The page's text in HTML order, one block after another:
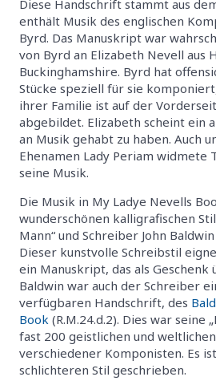
Diese Handschrift stammt aus
enthält Musik des englischen
Byrd. Das Manuskript war
von Byrd an Elizabeth Nevell aus
Buckinghamshire. Byrd hat
Stücke speziell für sie
ihrer Familie ist auf der
abgebildet. Elizabeth scheint ein
an Musik gehabt zu haben. Auch
Ehenamen Lady Periam widmete
seine Musik.
Die Musik in My Ladye Nevells
wunderschönen kalligrafischen
Mann“ und Schreiber John
Dieser kunstvolle Schreibstil
ein Manuskript, das als
Baldwin war auch der Schreiber
verfügbaren Handschrift, des
Book (R.M.24.d.2). Dies war seine
fast 200 geistlichen und
verschiedener Komponisten. Es
schlichteren Stil geschrieben.